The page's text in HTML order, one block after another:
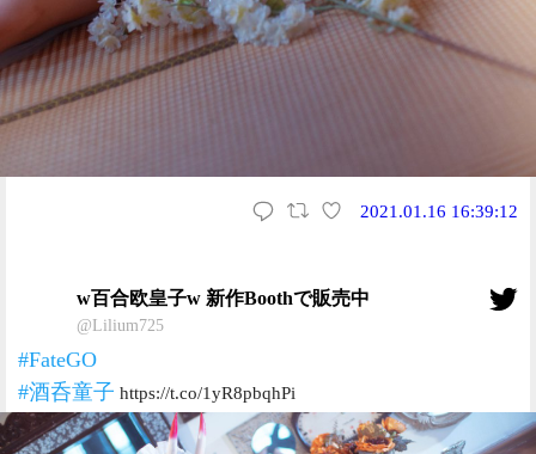
2021.01.16 16:39:12
w百合欧皇子w 新作Boothで販売中
@Lilium725
#FateGO
#酒呑童子 https://t.co/1yR8pbqhPi